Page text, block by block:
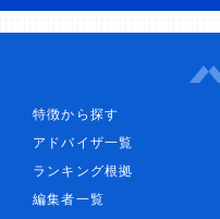
特徴から探す
アドバイザ一覧
ランキング根拠
編集者一覧